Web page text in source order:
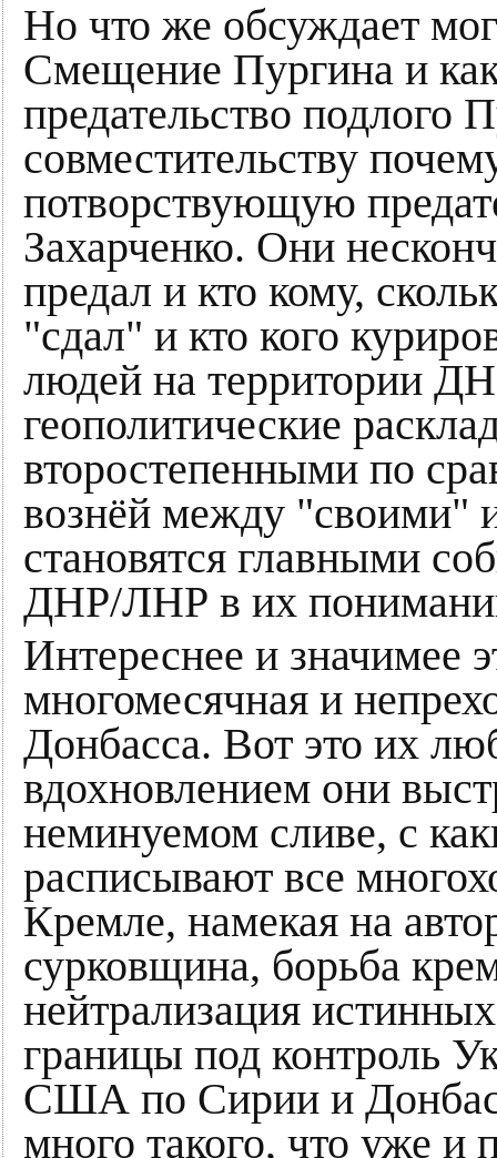
Но что же обсуждает
Смещение Пургина и
предательство подлого
совместительству
потворствующую
Захарченко. Они
предал и кто кому,
"сдал" и кто кого
людей на территории
геополитические
второстепенными по
вознёй между "своими"
становятся главными
ДНР/ЛНР в их
Интереснее и значимее
многомесячная и
Донбасса. Вот это их
вдохновлением они
неминуемом сливе, с
расписывают все
Кремле, намекая на
сурковщина, борьба
нейтрализация
границы под контроль
США по Сирии и
много такого, что уже и